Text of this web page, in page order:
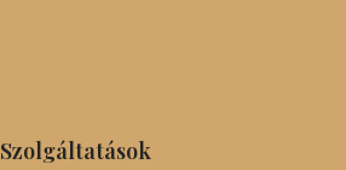
Szolgáltatások